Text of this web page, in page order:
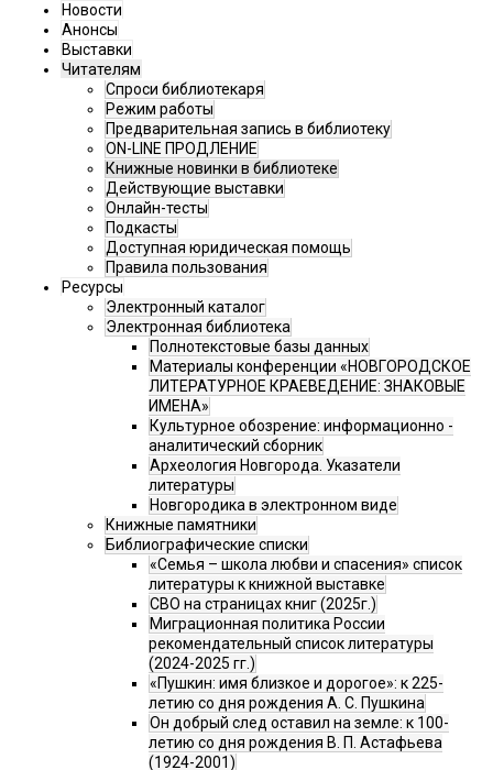
Новости
Анонсы
Выставки
Читателям
Спроси библиотекаря
Режим работы
Предварительная запись в библиотеку
ON-LINE ПРОДЛЕНИЕ
Книжные новинки в библиотеке
Действующие выставки
Онлайн-тесты
Подкасты
Доступная юридическая помощь
Правила пользования
Ресурсы
Электронный каталог
Электронная библиотека
Полнотекстовые базы данных
Материалы конференции «НОВГОРОДСКОЕ
ЛИТЕРАТУРНОЕ КРАЕВЕДЕНИЕ: ЗНАКОВЫЕ
ИМЕНА»
Культурное обозрение: информационно -
аналитический сборник
Археология Новгорода. Указатели
литературы
Новгородика в электронном виде
Книжные памятники
Библиографические списки
«Семья – школа любви и спасения» список
литературы к книжной выставке
СВО на страницах книг (2025г.)
Миграционная политика России
рекомендательный список литературы
(2024-2025 гг.)
«Пушкин: имя близкое и дорогое»: к 225-
летию со дня рождения А. С. Пушкина
Он добрый след оставил на земле: к 100-
летию со дня рождения В. П. Астафьева
(1924-2001)